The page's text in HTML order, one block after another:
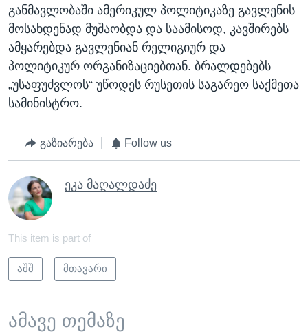
განმავლობაში ამერიკულ პოლიტიკაზე გავლენის
მოსახდენად მუშაობდა და საამისოდ, კავშირებს
ამყარებდა გავლენიან რელიგიურ და
პოლიტიკურ ორგანიზაციებთან. ბრალდებებს
„უსაფუძვლოს“ უწოდეს რუსეთის საგარეო საქმეთა
სამინისტრო.
გაზიარება Follow us
ეკა მაღალდაძე
This item is part of
აშშ მთავარი
ამავე თემაზე